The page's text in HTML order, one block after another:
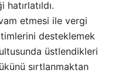
etmesi ile vergi
desteklemek
üstlendikleri
sırtlanmaktan